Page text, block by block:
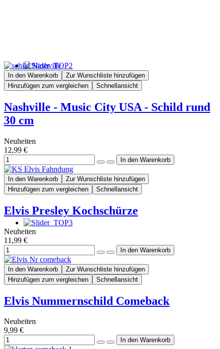
In den Warenkorb
Zur Wunschliste hinzufügen
Hinzufügen zum vergleichen
Schnellansicht
Nashville - Music City USA - Schild rund
30 cm
Neuheiten
12,99 €
In den Warenkorb
Zur Wunschliste hinzufügen
Hinzufügen zum vergleichen
Schnellansicht
Elvis Presley Kochschürze
Neuheiten
11,99 €
In den Warenkorb
Zur Wunschliste hinzufügen
Hinzufügen zum vergleichen
Schnellansicht
Elvis Nummernschild Comeback
Neuheiten
9,99 €